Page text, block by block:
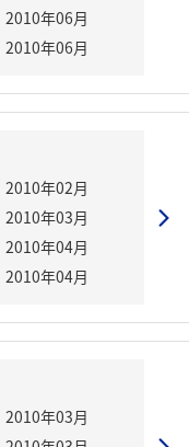
2010年06月
2010年06月
2010年02月
2010年03月
2010年04月
2010年04月
2010年03月